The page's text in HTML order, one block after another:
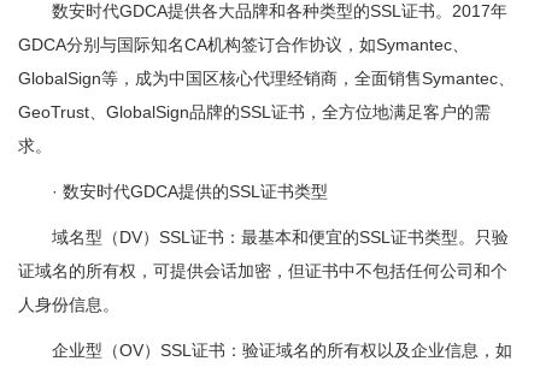
数安时代GDCA提供各大品牌和各种类型的SSL证书。2017年
GDCA分别与国际知名CA机构签订合作协议，如Symantec、
GlobalSign等，成为中国区核心代理经销商，全面销售Symantec、
GeoTrust、GlobalSign品牌的SSL证书，全方位地满足客户的需
求。
· 数安时代GDCA提供的SSL证书类型
域名型（DV）SSL证书：最基本和便宜的SSL证书类型。只验
证域名的所有权，可提供会话加密，但证书中不包括任何公司和个
人身份信息。
企业型（OV）SSL证书：验证域名的所有权以及企业信息，如